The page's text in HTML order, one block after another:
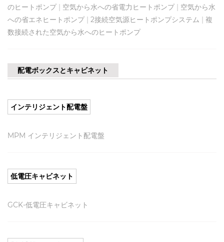
のヒートポンプ| 空気から水への省電力ヒートポンプ| 空気から水
への省エネヒートポンプ| 2接続空気源ヒートポンプシステム | 複
数接続された空気から水へのヒートポンプ
配電ボックスとキャビネット
インテリジェント配電盤
MPM インテリジェント配電盤
低電圧キャビネット
GCK-低電圧キャビネット